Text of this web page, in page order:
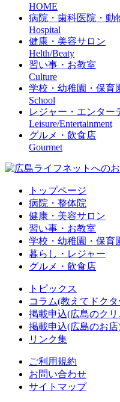
HOME
病院・歯科医院・動
Hospital
健康・美容サロン
Helth/Beaty
習い事・お教室
Culture
学校・幼稚園・保育
School
レジャー・エンター
Leisure/Entertainment
グルメ・飲食店
Gourmet
トップページ
病院・整体院
健康・美容サロン
習い事・お教室
学校・幼稚園・保育
暮らし・レジャー
グルメ・飲食店
トピックス
コラム(教えてドクタ
掲載申込(広島のク
掲載申込(広島のお店
リンク集
ご利用規約
お問い合わせ
サイトマップ